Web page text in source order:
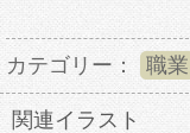
カテゴリー： 職業
関連イラスト